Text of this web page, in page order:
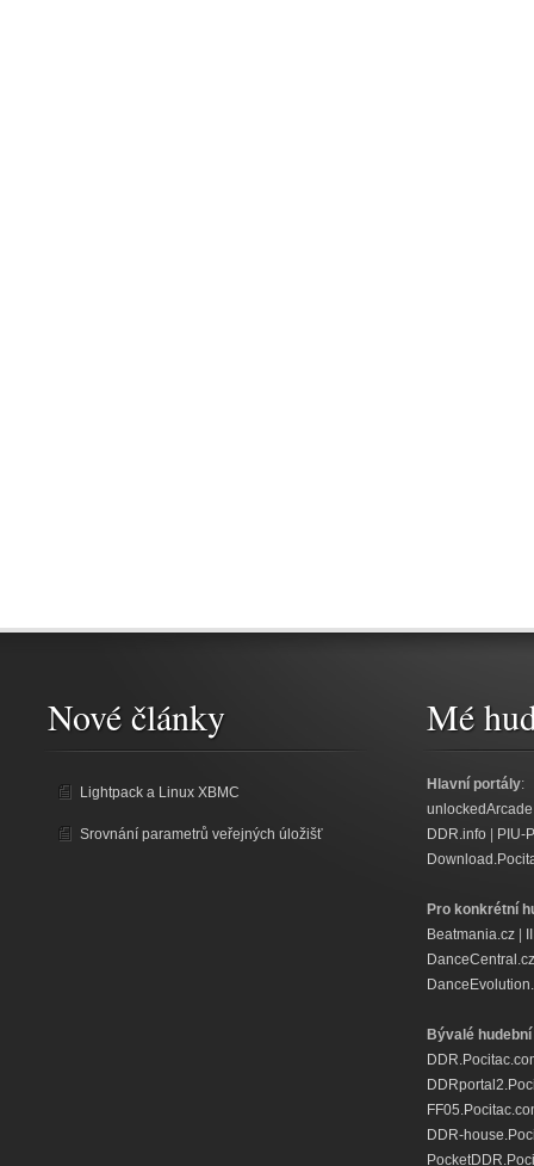
Nové články
Lightpack a Linux XBMC
Srovnání parametrů veřejných úložišť
Mé
Hlavní portály:
DDR.info
PIU-
Pro konkrétní
Beatmania.cz
DanceCentral.cz
Bývalé
DDR-